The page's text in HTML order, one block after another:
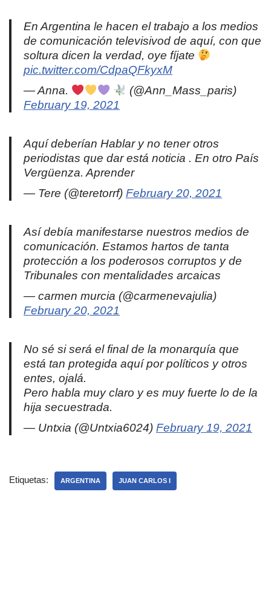
En Argentina le hacen el trabajo a los medios
de comunicación televisivod de aquí, con que
soltura dicen la verdad, oye fíjate
pic.twitter.com/CdpaQFkyxM
— Anna.
(@Ann_Mass_paris)
February 19, 2021
Aquí deberían Hablar y no tener otros
periodistas que dar está noticia . En otro País
Vergüenza. Aprender
— Tere (@teretorrf) February 20, 2021
Así debía manifestarse nuestros medios de
comunicación. Estamos hartos de tanta
protección a los poderosos corruptos y de
Tribunales con mentalidades arcaicas
— carmen murcia (@carmenevajulia)
February 20, 2021
No sé si será el final de la monarquía que
está tan protegida aquí por políticos y otros
entes, ojalá.
Pero habla muy claro y es muy fuerte lo de la
hija secuestrada.
— Untxia (@Untxia6024) February 19, 2021
Etiquetas: ARGENTINA JUAN CARLOS I